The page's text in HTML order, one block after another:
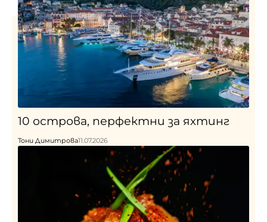
10 острова, перфектни за яхтинг
Тони Димитрова11.07.2026